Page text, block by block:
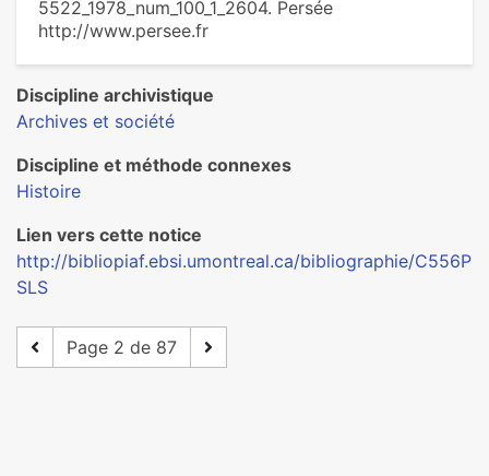
5522_1978_num_100_1_2604. Persée
http://www.persee.fr
Discipline archivistique
Archives et société
Discipline et méthode connexes
Histoire
Lien vers cette notice
http://bibliopiaf.ebsi.umontreal.ca/bibliographie/C556P
SLS
Page 2 de 87